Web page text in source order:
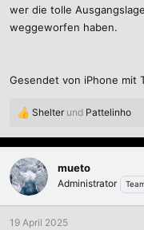
wer die tolle
weggeworfen haben.
Gesendet von iPhone mit
R
a
k
t
i
o
n
Shelter und Pattelinho
mueto
Administrator
19 April 2025